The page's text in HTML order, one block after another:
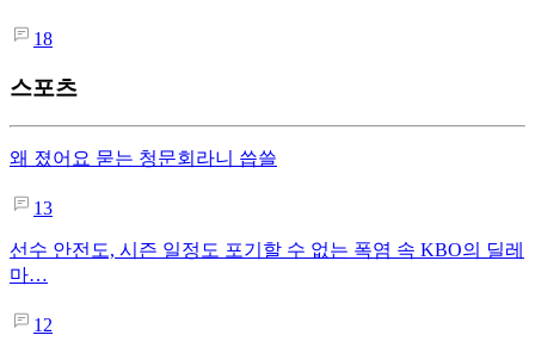
18
스포츠
왜 졌어요 묻는 청문회라니 씁쓸
13
선수 안전도, 시즌 일정도 포기할 수 없는 폭염 속 KBO의 딜레
마…
12